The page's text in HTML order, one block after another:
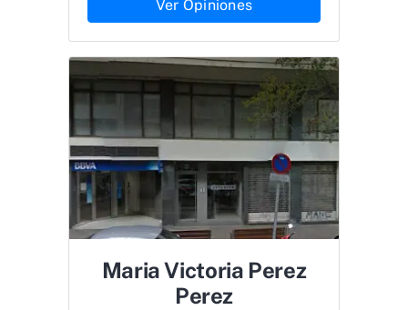
Ver Opiniones
Maria Victoria Perez
Perez